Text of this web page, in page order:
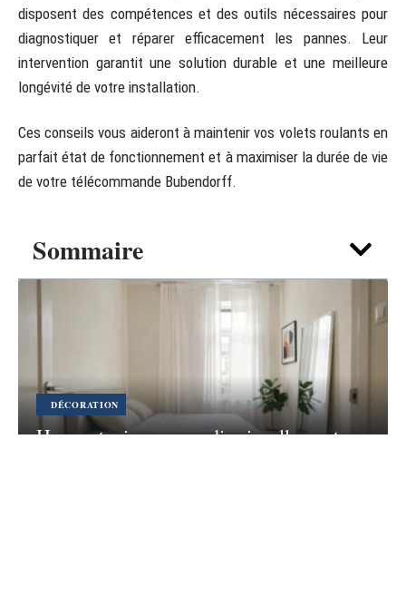
Sommaire
DÉCORATION
Home staging : agrandir visuellement
disposent des compétences et des outils nécessaires pour
diagnostiquer et réparer efficacement les pannes. Leur
intervention garantit une solution durable et une meilleure
longévité de votre installation.
Ces conseils vous aideront à maintenir vos volets roulants en
parfait état de fonctionnement et à maximiser la durée de vie
de votre télécommande Bubendorff.